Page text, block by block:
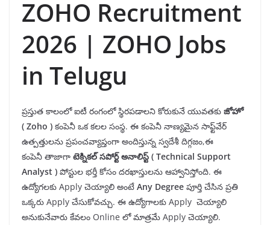
ZOHO Recruitment
2026 | ZOHO Jobs
in Telugu
ప్రస్తుత కాలంలో ఐటీ రంగంలో స్థిరపడాలని కోరుకునే యువతకు జోహో
( Zoho ) కంపెనీ ఒక కలల సంస్థ. ఈ కంపెనీ నాణ్యమైన సాఫ్ట్‌వేర్
ఉత్పత్తులను ప్రపంచవ్యాప్తంగా అందిస్తున్న స్వదేశీ దిగ్గజం,ఈ
కంపెనీ తాజాగా టెక్నికల్ సపోర్ట్ అనాలిస్ట్ ( Technical Support
Analyst ) పోస్టుల భర్తీ కోసం దరఖాస్తులను ఆహ్వానిస్తోంది. ఈ
ఉద్యోగలకు Apply చెయ్యాలి అంటే Any Degree పూర్తి చేసిన ప్రతి
ఒక్కరు Apply చేసుకోవచ్చు. ఈ ఉద్యోగాలకు Apply చెయ్యాలి
అనుకునేవారు కేవలం Online లో మాత్రమే Apply చెయ్యాలి.